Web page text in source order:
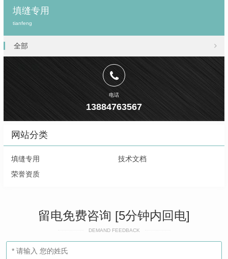
填缝专用
tianfeng
全部
电话
13884763567
网站分类
填缝专用
技术文档
荣誉资质
留电免费咨询 [5分钟内回电]
DEMAND FEEDBACK